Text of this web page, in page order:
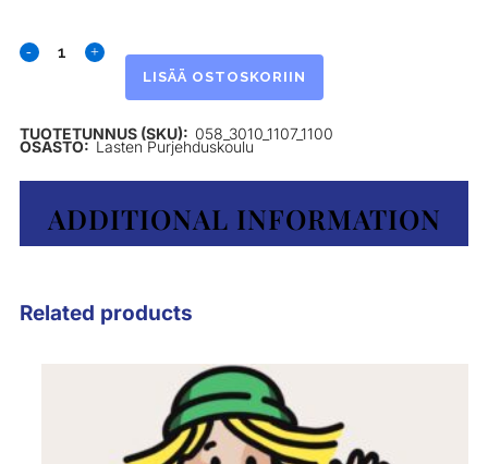
LISÄÄ OSTOSKORIIN
TUOTETUNNUS (SKU): 058_3010_1107_1100
OSASTO: Lasten Purjehduskoulu
ADDITIONAL INFORMATION
Related products